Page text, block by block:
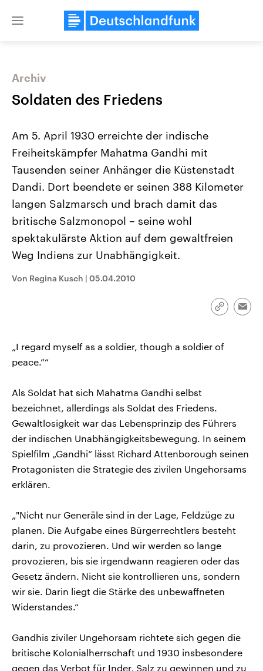
Close
Landtagswahl Sachsen-Anhalt
2026
Alle Informationen
Sachsen-Anhalt wählt am 6.
September 2026 einen neuen
Landtag. Seit 2021 wird das
Bundesland von einer Koalition aus
Umfragen, Prognosen,
USA
Aktuelle Beiträge,
Hintergründe
Wirtschaftlich und
gehören die Vereinigten
den mächtigsten Ländern
mit großem Einfluss auf
Archiv
Soldaten des Friedens
Am 5. April 1930 erreichte der indische
Freiheitskämpfer Mahatma Gandhi mit
Tausenden seiner Anhänger die Küstenstadt
Dandi. Dort beendete er seinen 388 Kilometer
langen Salzmarsch und brach damit das
britische Salzmonopol – seine wohl
spektakulärste Aktion auf dem gewaltfreien
Weg Indiens zur Unabhängigkeit.
Von Regina Kusch | 05.04.2010
Link
„I regard myself as a soldier, though a soldier of
peace.”“
Als Soldat hat sich Mahatma Gandhi selbst
bezeichnet, allerdings als Soldat des Friedens.
Gewaltlosigkeit war das Lebensprinzip des Führers
der indischen Unabhängigkeitsbewegung. In seinem
Spielfilm „Gandhi“ lässt Richard Attenborough seinen
Protagonisten die Strategie des zivilen Ungehorsams
erklären.
„"Nicht nur Generäle sind in der Lage, Feldzüge zu
planen. Die Aufgabe eines Bürgerrechtlers besteht
darin, zu provozieren. Und wir werden so lange
provozieren, bis sie irgendwann reagieren oder das
Gesetz ändern. Nicht sie kontrollieren uns, sondern
wir sie. Darin liegt die Stärke des unbewaffneten
Widerstandes.“
Gandhis ziviler Ungehorsam richtete sich gegen die
britische Kolonialherrschaft und 1930 insbesondere
gegen das Verbot für Inder, Salz zu gewinnen und zu